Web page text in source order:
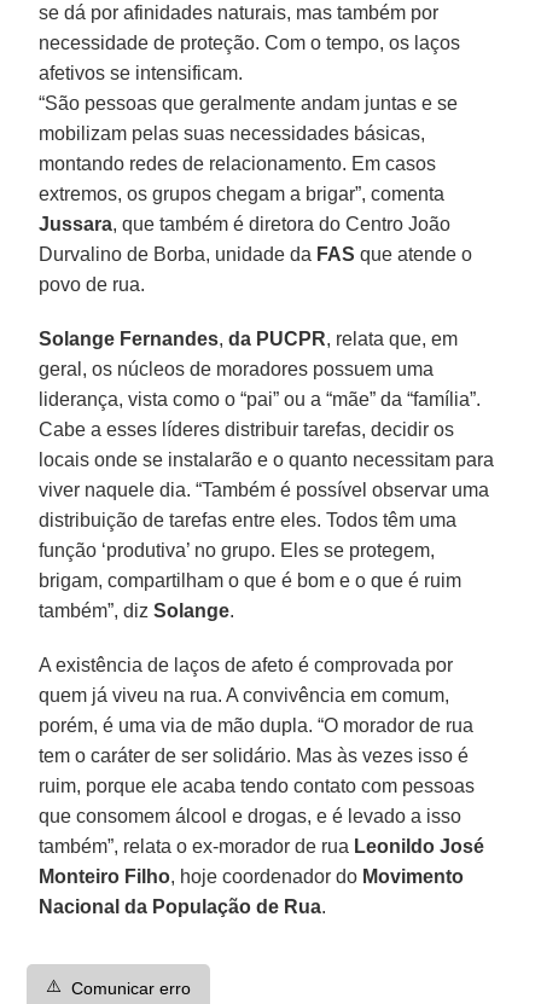
se dá por afinidades naturais, mas também por
necessidade de proteção. Com o tempo, os laços
afetivos se intensificam.
“São pessoas que geralmente andam juntas e se
mobilizam pelas suas necessidades básicas,
montando redes de relacionamento. Em casos
extremos, os grupos chegam a brigar”, comenta
Jussara, que também é diretora do Centro João
Durvalino de Borba, unidade da FAS que atende o
povo de rua.
Solange Fernandes,da PUCPR, relata que, em
geral, os núcleos de moradores possuem uma
liderança, vista como o “pai” ou a “mãe” da “família”.
Cabe a esses líderes distribuir tarefas, decidir os
locais onde se instalarão e o quanto necessitam para
viver naquele dia. “Também é possível observar uma
distribuição de tarefas entre eles. Todos têm uma
função ‘produtiva’ no grupo. Eles se protegem,
brigam, compartilham o que é bom e o que é ruim
também”, dizSolange.
A existência de laços de afeto é comprovada por
quem já viveu na rua. A convivência em comum,
porém, é uma via de mão dupla. “O morador de rua
tem o caráter de ser solidário. Mas às vezes isso é
ruim, porque ele acaba tendo contato com pessoas
que consomem álcool e drogas, e é levado a isso
também”, relata o ex-morador de rua LeonildoJosé
Monteiro Filho, hoje coordenador do Movimento
Nacional da População de Rua.
⚠️ Comunicar erro